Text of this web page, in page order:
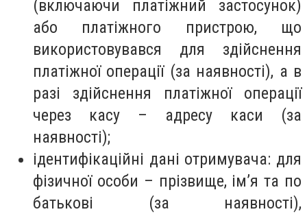
(включаючи платіжний застосунок)
або платіжного пристрою, що
використовувався для здійснення
платіжної операції (за наявності), а в
разі здійснення платіжної операції
через касу – адресу каси (за
наявності);
ідентифікаційні дані отримувача: для
фізичної особи – прізвище, ім’я та по
батькові (за наявності),